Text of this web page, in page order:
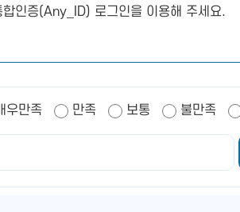
인증(Any_ID) 로그인을 이용해 주세요.
우만족 만족 보통 불만족